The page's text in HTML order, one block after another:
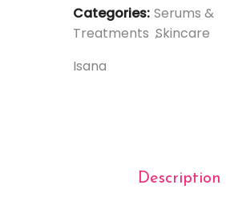
Categories: Serums &
Treatments Skincare
Isana
Description